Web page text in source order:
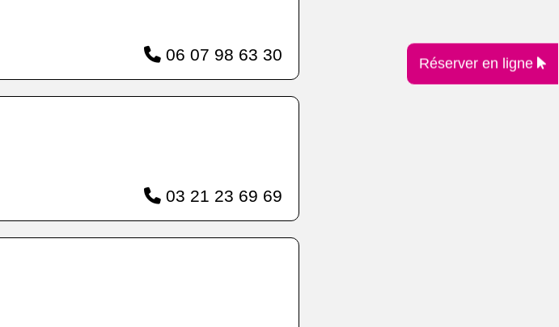
06 07 98 63 30
03 21 23 69 69
Réserver en ligne